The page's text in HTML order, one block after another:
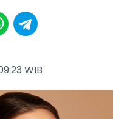
WIB